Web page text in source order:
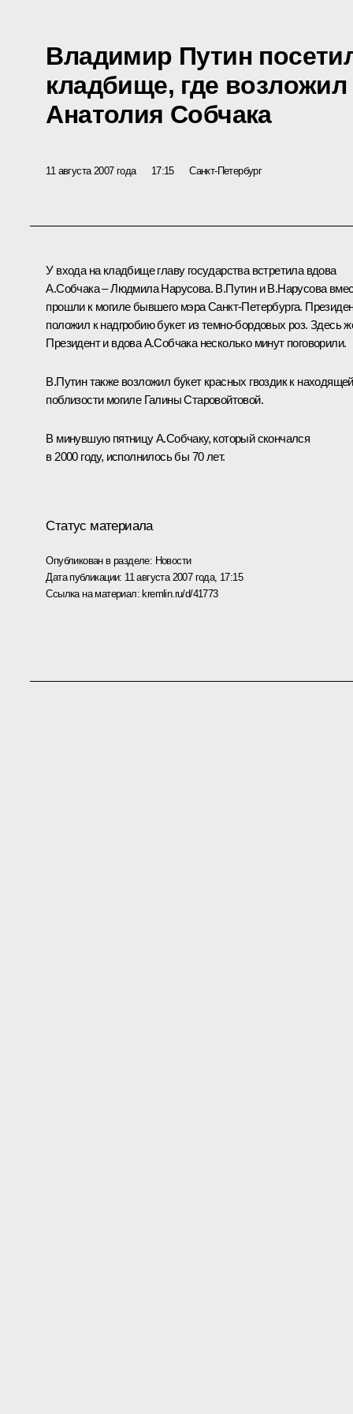
Владимир Путин
кладбище, где
Анатолия Собчака
11 августа 2007 года 17:15 Санкт-Петербург
У входа на кладбище главу государства встретила вдова
А.Собчака – Людмила Нарусова. В.Путин и В.Нарусова
прошли к могиле бывшего мэра Санкт-Петербурга.
положил к надгробию букет из темно-бордовых роз. Здесь
Президент и вдова А.Собчака несколько минут поговорили.
В.Путин также возложил букет красных гвоздик к
поблизости могиле Галины Старовойтовой.
В минувшую пятницу А.Собчаку, который скончался
в 2000 году, исполнилось бы 70 лет.
Статус материала
Опубликован в разделе: Новости
Дата публикации: 11 августа 2007 года, 17:15
Ссылка на материал:kremlin.ru/d/41773